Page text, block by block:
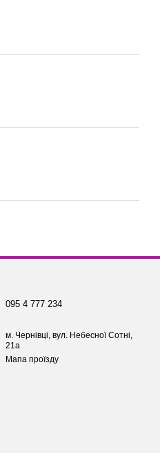
095 4 777 234
м. Чернівці, вул. Небесної Сотні,
21а
Мапа проїзду